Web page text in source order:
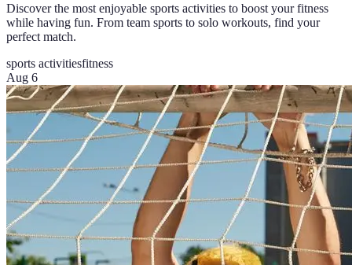
Discover the most enjoyable sports activities to boost your fitness
while having fun. From team sports to solo workouts, find your
perfect match.
sports activitiesfitness
Aug 6